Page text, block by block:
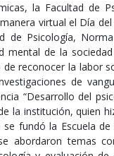
la Facultad de
virtual el Día
de Psicología,
mental de la
reconocer la labor
de
“Desarrollo del
la institución, quien
fundó la Escuela
abordaron temas